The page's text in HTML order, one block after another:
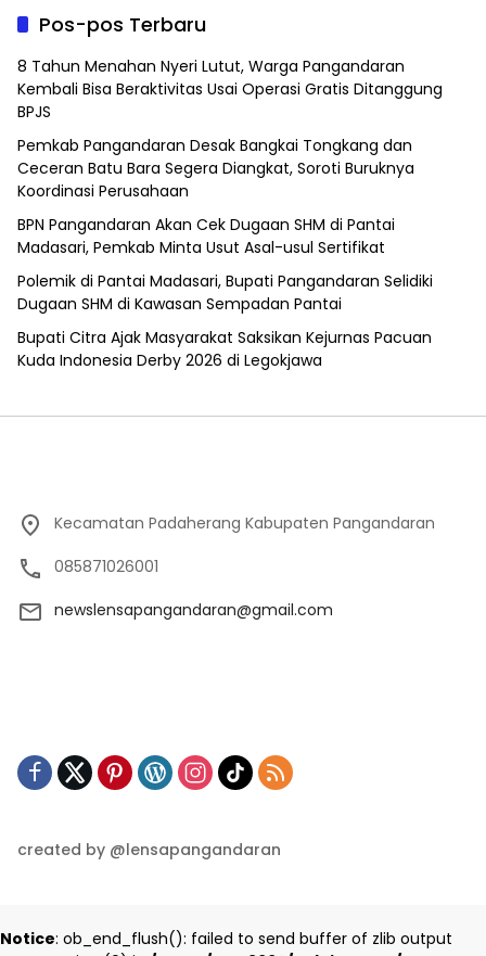
Pos-pos Terbaru
8 Tahun Menahan Nyeri Lutut, Warga Pangandaran
Kembali Bisa Beraktivitas Usai Operasi Gratis Ditanggung
BPJS
Pemkab Pangandaran Desak Bangkai Tongkang dan
Ceceran Batu Bara Segera Diangkat, Soroti Buruknya
Koordinasi Perusahaan
BPN Pangandaran Akan Cek Dugaan SHM di Pantai
Madasari, Pemkab Minta Usut Asal-usul Sertifikat
Polemik di Pantai Madasari, Bupati Pangandaran Selidiki
Dugaan SHM di Kawasan Sempadan Pantai
Bupati Citra Ajak Masyarakat Saksikan Kejurnas Pacuan
Kuda Indonesia Derby 2026 di Legokjawa
Kecamatan Padaherang Kabupaten Pangandaran
085871026001
newslensapangandaran@gmail.com
created by @lensapangandaran
Notice: ob_end_flush(): failed to send buffer of zlib output